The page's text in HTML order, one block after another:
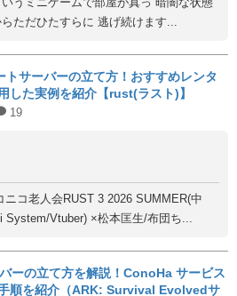
ただひたすらに 逃げ続けます...
トサーバーの立て方！おすすめレンタ
した実例を紹介【rust(ラスト)】
19
ニコ老人会RUST 3 2026 SUMMER(中
System/Vtuber) ×松本匡生/布団ち...
ーの立て方を解説！ConoHa サービス
順を紹介（ARK: Survival Evolvedサ